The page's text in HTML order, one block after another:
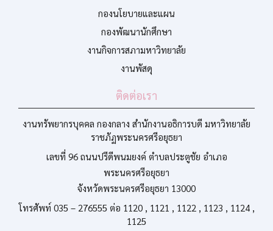
กองนโยบายและแผน
กองพัฒนานักศึกษา
งานกิจการสภามหาวิทยาลัย
งานพัสดุ
ติดต่อเรา
งานทรัพยากรบุคคล กองกลาง สำนักงานอธิการบดี มหาวิทยาลัย
ราชภัฏพระนครศรีอยุธยา
เลขที่ 96 ถนนปรีดีพนมยงค์ ตำบลประตูชัย อำเภอ
พระนครศรีอยุธยา
จังหวัดพระนครศรีอยุธยา 13000
โทรศัพท์ 035 – 276555 ต่อ 1120 , 1121 , 1122 , 1123 , 1124 ,
1125